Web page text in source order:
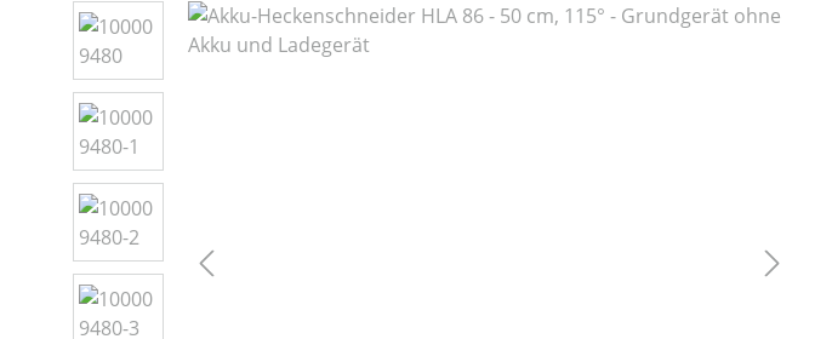
Bildergalerie überspringen